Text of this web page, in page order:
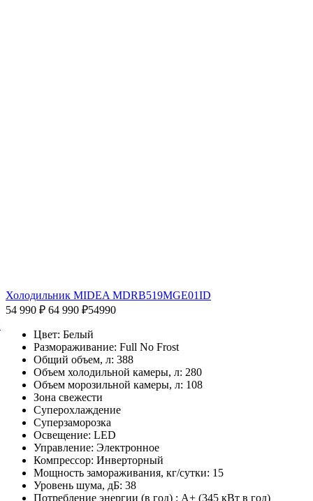
Холодильник MIDEA MDRB519MGE01ID
54 990 ₽ 64 990 ₽54990
Цвет: Белый
Размораживание: Full No Frost
Общий объем, л: 388
Объем холодильной камеры, л: 280
Объем морозильной камеры, л: 108
Зона свежести
Суперохлаждение
Суперзаморозка
Освещение: LED
Управление: Электронное
Компрессор: Инверторный
Мощность замораживания, кг/сутки: 15
Уровень шума, дБ: 38
Потребление энергии (в год) : A+ (345 кВт в год)